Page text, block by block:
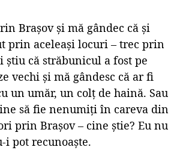
Brașov și mă gândec că și
prin aceleași locuri – trec prin
că străbunicul a fost pe
vechi și mă gândesc că ar fi
un umăr, un colț de haină. Sau
să fie nenumiți în careva din
prin Brașov – cine știe? Eu nu
i pot recunoaște.